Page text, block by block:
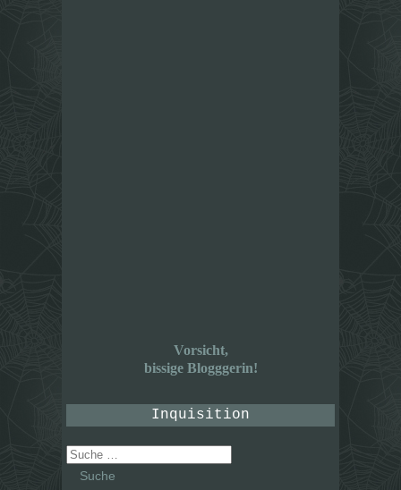
Vorsicht,
bissige Blogggerin!
Inquisition
Suche
nach: